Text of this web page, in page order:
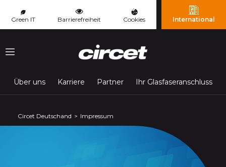
Green IT Barrierefreiheit Cookies International
Menu
Über uns Karriere Partner Ihr Glasfaseranschluss
Circet Deutschand Impressum